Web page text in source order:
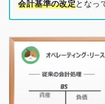
会計基準の改定となっ